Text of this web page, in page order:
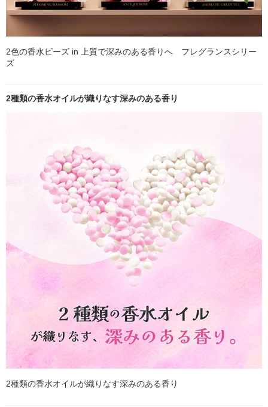
2色の香水ビーズ in 上質で深みのある香りへ フレグランスシリー
ズ
2種類の香水オイルが織りなす深みのある香り
2種類の香水オイルが織りなす深みのある香り